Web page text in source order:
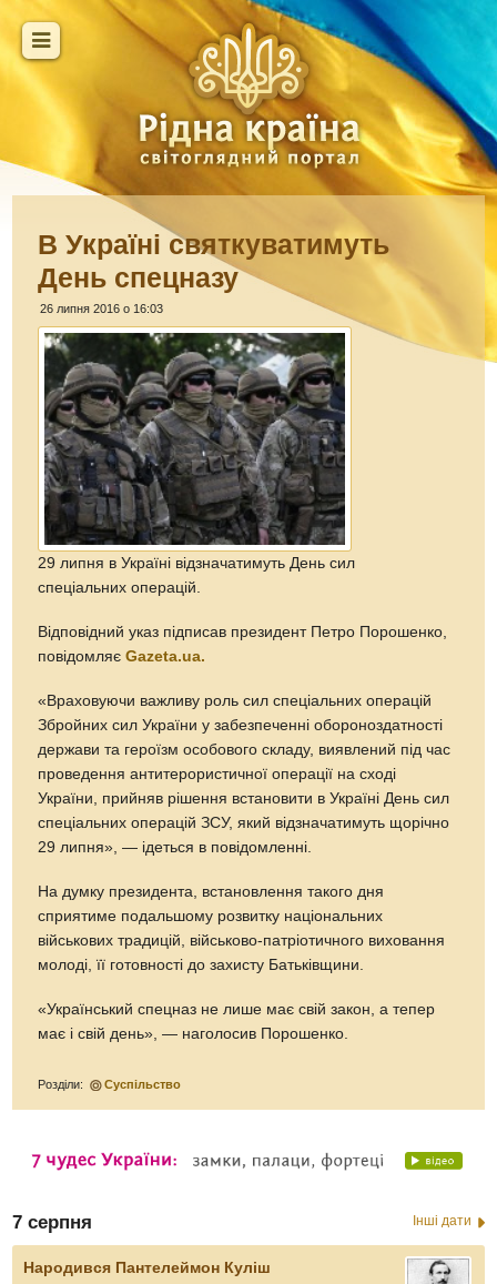
В Україні святкуватимуть
День спецназу
26 липня 2016 о 16:03
29 липня в Україні відзначатимуть День сил
спеціальних операцій.
Відповідний указ підписав президент Петро Порошенко,
повідомляєGazeta.ua.
«Враховуючи важливу роль сил спеціальних операцій
Збройних сил України у забезпеченні обороноздатності
держави та героїзм особового складу, виявлений під час
проведення антитерористичної операції на сході
України, прийняв рішення встановити в Україні День сил
спеціальних операцій ЗСУ, який відзначатимуть щорічно
29 липня», — ідеться в повідомленні.
На думку президента, встановлення такого дня
сприятиме подальшому розвитку національних
військових традицій, військово-патріотичного виховання
молоді, її готовності до захисту Батьківщини.
«Український спецназ не лише має свій закон, а тепер
має і свій день», — наголосив Порошенко.
Розділи: Суспільство
7 серпня Інші дати
Народився Пантелеймон Куліш